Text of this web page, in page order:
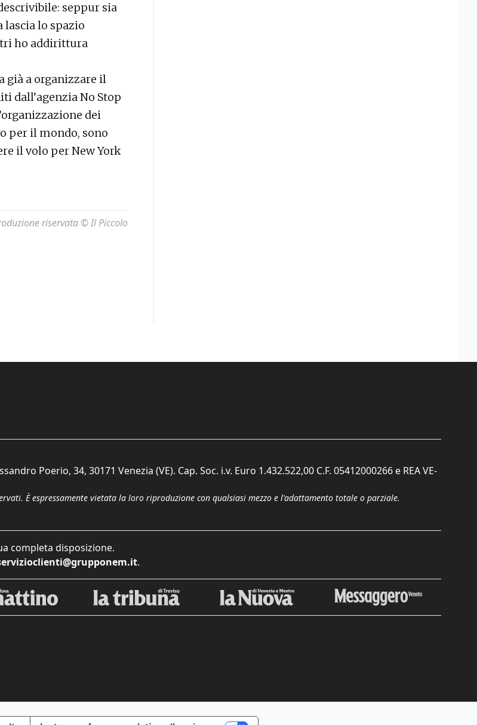
seppur sia
lascia lo spazio
ho addirittura
già a organizzare il
dall’agenzia No Stop
dei
per il mondo, sono
il volo per New York
riservata © Il Piccolo
Poerio, 34, 30171 Venezia (VE). Cap. Soc. i.v. Euro 1.432.522,00 C.F. 05412000266 e REA VE-
È espressamente vietata la loro riproduzione con qualsiasi mezzo e l'adattamento totale o parziale.
completa disposizione.
.